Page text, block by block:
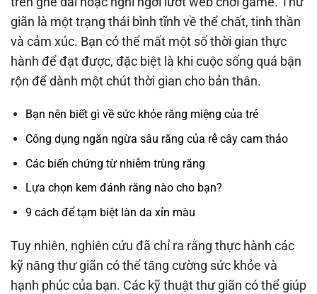
giãn là một trạng thái bình tĩnh về thể chất, tinh thần
và cảm xúc. Bạn có thể mất một số thời gian thực
hành để đạt được, đặc biệt là khi cuộc sống quá bận
rộn để dành một chút thời gian cho bản thân.
Bạn nên biết gì về sức khỏe răng miệng của trẻ
Công dụng ngăn ngừa sâu răng của rễ cây cam thảo
Các biến chứng từ nhiễm trùng răng
Lựa chọn kem đánh răng nào cho bạn?
9 cách để tạm biệt làn da xỉn màu
Tuy nhiên, nghiên cứu đã chỉ ra rằng thực hành các
kỹ năng thư giãn có thể tăng cường sức khỏe và
hạnh phúc của bạn. Các kỹ thuật thư giãn có thể giúp